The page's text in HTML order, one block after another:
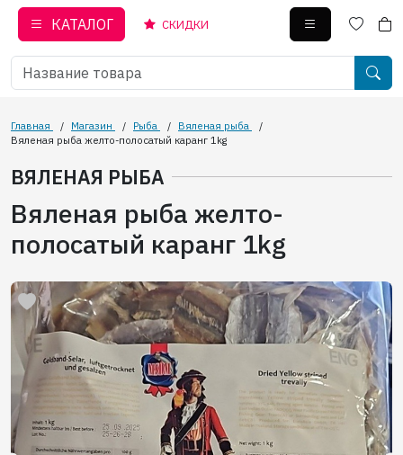
КАТАЛОГ СКИДКИ
Главная / Магазин / Рыба / Вяленая рыба
/
Вяленая рыба желто-полосатый каранг 1kg
ВЯЛЕНАЯ РЫБА
Вяленая рыба желто-
полосатый каранг 1kg